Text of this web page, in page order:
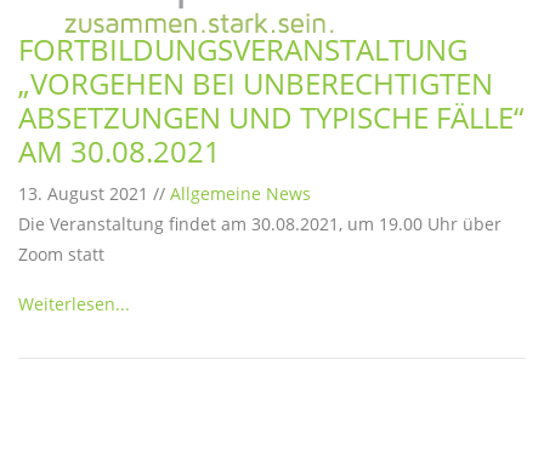
FORTBILDUNGSVERANSTALTUNG
„VORGEHEN BEI UNBERECHTIGTEN
ABSETZUNGEN UND TYPISCHE FÄLLE“
AM 30.08.2021
13. August 2021 // Allgemeine News
Die Veranstaltung findet am 30.08.2021, um 19.00 Uhr über
Zoom statt
Weiterlesen...